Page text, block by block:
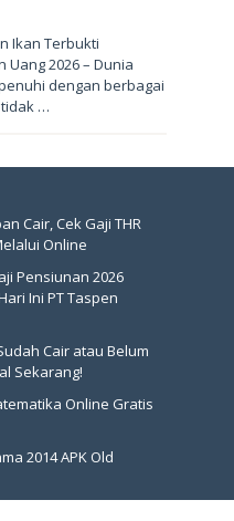
Ikan Terbukti
2026 – Dunia
dengan berbagai
…
Cair, Cek Gaji THR
Online
Pensiunan 2026
Ini PT Taspen
Cair atau Belum
Sekarang!
Online Gratis
2014 APK Old